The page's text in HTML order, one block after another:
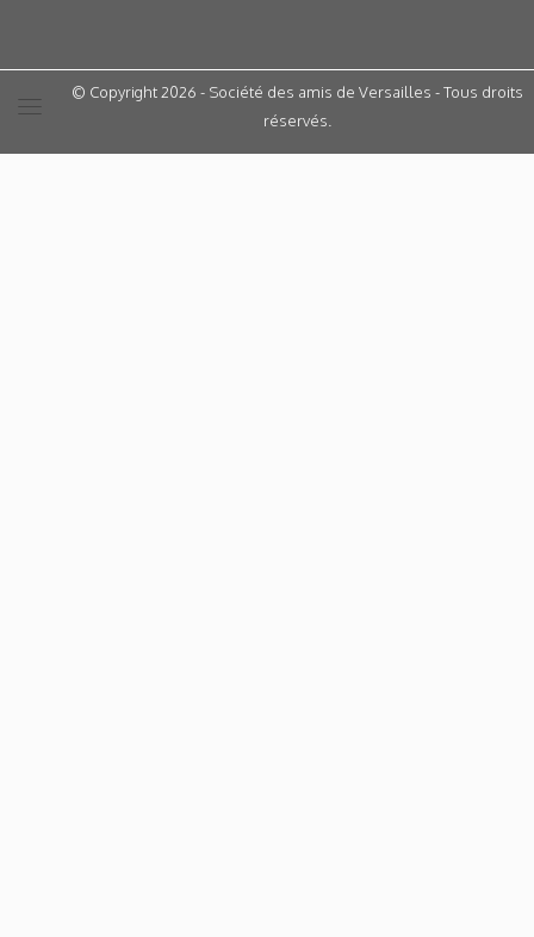
© Copyright 2026 - Société des amis de Versailles - Tous droits
réservés.